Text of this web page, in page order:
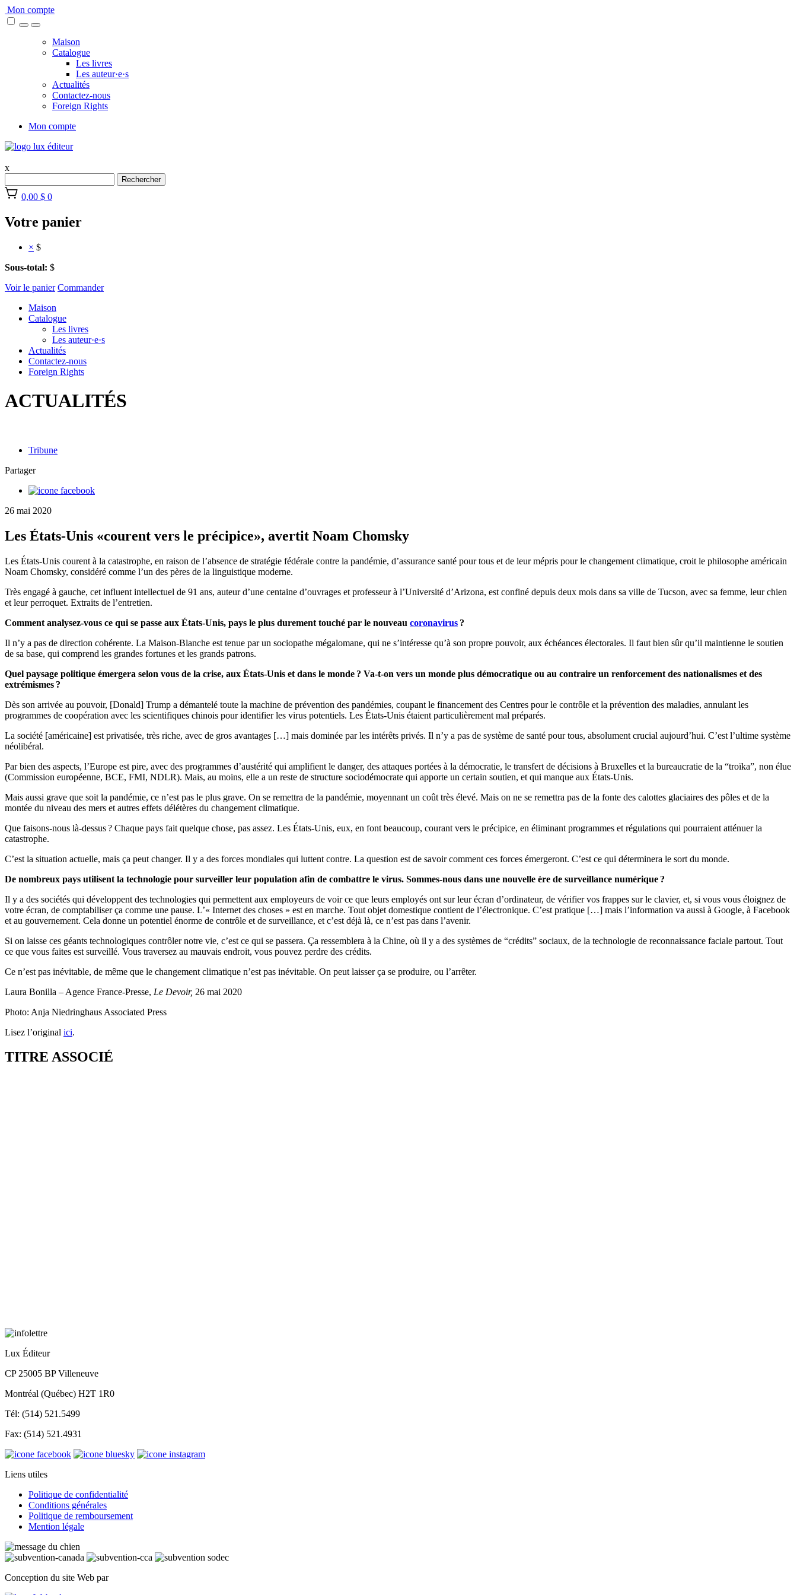
Skip
to
Mon compte
Maison
Catalogue
Les livres
Les auteur·e·s
Actualités
Contactez-nous
Foreign Rights
Mon compte
x
Rechercher
0,00 $ 0
Votre panier
× $
Sous-total: $
Voir le panier Commander
Maison
Catalogue
Les livres
Les auteur·e·s
Actualités
Contactez-nous
Foreign Rights
ACTUALITÉS
Tribune
Partager
26 mai 2020
Les États-Unis «courent vers le précipice», avertit Noam Chomsky
Les États-Unis courent à la catastrophe, en raison de l’absence de stratégie fédérale contre la pandémie, d’assurance santé pour tous et de leur mépris pour le changement climatique, croit le philosophe américain
Noam Chomsky, considéré comme l’un des pères de la linguistique moderne.
Très engagé à gauche, cet influent intellectuel de 91 ans, auteur d’une centaine d’ouvrages et professeur à l’Université d’Arizona, est confiné depuis deux mois dans sa ville de Tucson, avec sa femme, leur chien
et leur perroquet. Extraits de l’entretien.
Comment analysez-vous ce qui se passe aux États-Unis, pays le plus durement touché par le nouveau coronavirus ?
Il n’y a pas de direction cohérente. La Maison-Blanche est tenue par un sociopathe mégalomane, qui ne s’intéresse qu’à son propre pouvoir, aux échéances électorales. Il faut bien sûr qu’il maintienne le soutien
de sa base, qui comprend les grandes fortunes et les grands patrons.
Quel paysage politique émergera selon vous de la crise, aux États-Unis et dans le monde ? Va-t-on vers un monde plus démocratique ou au contraire un renforcement des nationalismes et des
extrémismes ?
Dès son arrivée au pouvoir, [Donald] Trump a démantelé toute la machine de prévention des pandémies, coupant le financement des Centres pour le contrôle et la prévention des maladies, annulant les
programmes de coopération avec les scientifiques chinois pour identifier les virus potentiels. Les États-Unis étaient particulièrement mal préparés.
La société [américaine] est privatisée, très riche, avec de gros avantages […] mais dominée par les intérêts privés. Il n’y a pas de système de santé pour tous, absolument crucial aujourd’hui. C’est l’ultime système
néolibéral.
Par bien des aspects, l’Europe est pire, avec des programmes d’austérité qui amplifient le danger, des attaques portées à la démocratie, le transfert de décisions à Bruxelles et la bureaucratie de la “troïka”, non élue
(Commission européenne, BCE, FMI, NDLR). Mais, au moins, elle a un reste de structure sociodémocrate qui apporte un certain soutien, et qui manque aux États-Unis.
Mais aussi grave que soit la pandémie, ce n’est pas le plus grave. On se remettra de la pandémie, moyennant un coût très élevé. Mais on ne se remettra pas de la fonte des calottes glaciaires des pôles et de la
montée du niveau des mers et autres effets délétères du changement climatique.
Que faisons-nous là-dessus ? Chaque pays fait quelque chose, pas assez. Les États-Unis, eux, en font beaucoup, courant vers le précipice, en éliminant programmes et régulations qui pourraient atténuer la
catastrophe.
C’est la situation actuelle, mais ça peut changer. Il y a des forces mondiales qui luttent contre. La question est de savoir comment ces forces émergeront. C’est ce qui déterminera le sort du monde.
De nombreux pays utilisent la technologie pour surveiller leur population afin de combattre le virus. Sommes-nous dans une nouvelle ère de surveillance numérique ?
Il y a des sociétés qui développent des technologies qui permettent aux employeurs de voir ce que leurs employés ont sur leur écran d’ordinateur, de vérifier vos frappes sur le clavier, et, si vous vous éloignez de
votre écran, de comptabiliser ça comme une pause. L’« Internet des choses » est en marche. Tout objet domestique contient de l’électronique. C’est pratique […] mais l’information va aussi à Google, à Facebook
et au gouvernement. Cela donne un potentiel énorme de contrôle et de surveillance, et c’est déjà là, ce n’est pas dans l’avenir.
Si on laisse ces géants technologiques contrôler notre vie, c’est ce qui se passera. Ça ressemblera à la Chine, où il y a des systèmes de “crédits” sociaux, de la technologie de reconnaissance faciale partout. Tout
ce que vous faites est surveillé. Vous traversez au mauvais endroit, vous pouvez perdre des crédits.
Ce n’est pas inévitable, de même que le changement climatique n’est pas inévitable. On peut laisser ça se produire, ou l’arrêter.
Laura Bonilla – Agence France-Presse, Le Devoir, 26 mai 2020
Photo: Anja Niedringhaus Associated Press
Lisez l’original ici.
TITRE ASSOCIÉ
Lux Éditeur
CP 25005 BP Villeneuve
Montréal (Québec) H2T 1R0
Tél: (514) 521.5499
Fax: (514) 521.4931
Liens utiles
Politique de confidentialité
Conditions générales
Politique de remboursement
Mention légale
Conception du site Web par